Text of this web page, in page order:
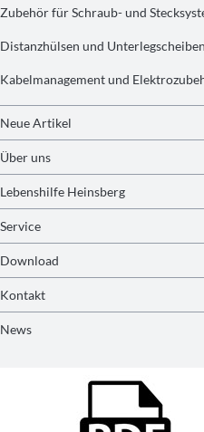
Zubehör für Schraub- und
Distanzhülsen und Unterlegscheiben
Kabelmanagement und
Neue Artikel
Über uns
Lebenshilfe Heinsberg
Service
Download
Kontakt
News